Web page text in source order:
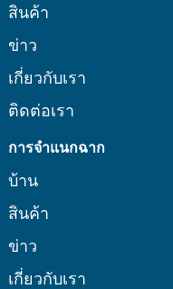
สินค้า
ข่าว
เกี่ยวกับเรา
ติดต่อเรา
การจำแนกฉาก
บ้าน
สินค้า
ข่าว
เกี่ยวกับเรา